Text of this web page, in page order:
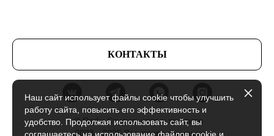
КОНТАКТЫ
© Radix Студия штор и текстиля
2008 - 2025 Все права защищены
Наш сайт использует файлы cookie чтобы улучшить
работу сайта, повысить его эффективность и
удобство. Продолжая использовать сайт, вы